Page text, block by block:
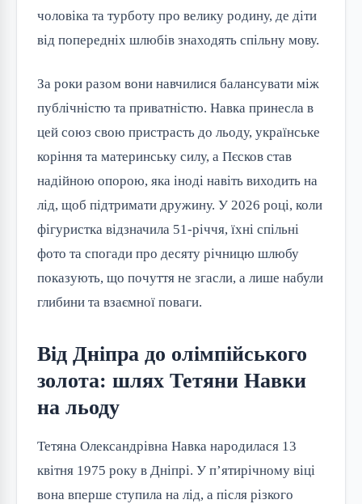
чоловіка та турботу про велику родину, де діти
від попередніх шлюбів знаходять спільну мову.
За роки разом вони навчилися балансувати між
публічністю та приватністю. Навка принесла в
цей союз свою пристрасть до льоду, українське
коріння та материнську силу, а Пєсков став
надійною опорою, яка іноді навіть виходить на
лід, щоб підтримати дружину. У 2026 році, коли
фігуристка відзначила 51-річчя, їхні спільні
фото та спогади про десяту річницю шлюбу
показують, що почуття не згасли, а лише набули
глибини та взаємної поваги.
Від Дніпра до олімпійського
золота: шлях Тетяни Навки
на льоду
Тетяна Олександрівна Навка народилася 13
квітня 1975 року в Дніпрі. У п’ятирічному віці
вона вперше ступила на лід, а після різкого